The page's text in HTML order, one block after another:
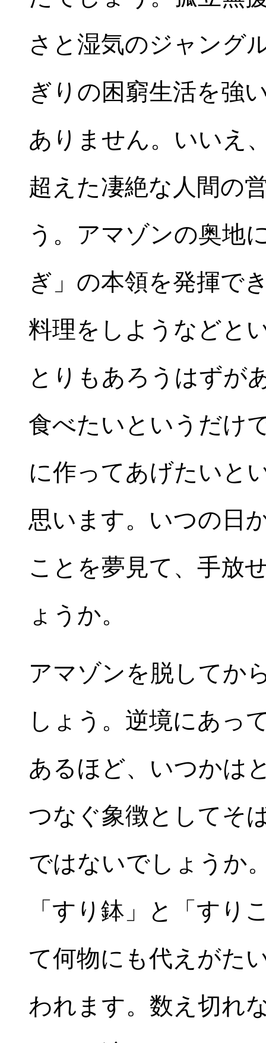
さと湿気のジャング
ぎりの困窮生活を強
ありません。いいえ
超えた凄絶な人間の
う。アマゾンの奥地
ぎ」の本領を発揮で
料理をしようなどと
とりもあろうはずが
食べたいというだけ
に作ってあげたいと
思います。いつの日
ことを夢見て、手放
ょうか。
アマゾンを脱してか
しょう。逆境にあっ
あるほど、いつかは
つなぐ象徴としてそ
ではないでしょうか
「すり鉢」と「すり
て何物にも代えがた
われます。数え切れ